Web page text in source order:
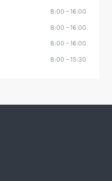
8:00 – 16:00
8:00 – 16:00
8:00 – 16:00
8:00 – 15:30